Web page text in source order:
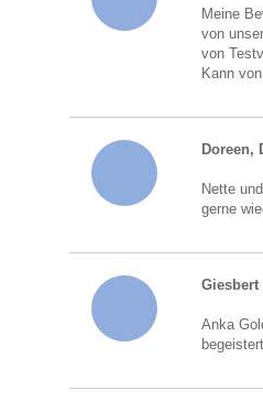
Meine
von
von
Kann
Doreen,
Nette
gerne
Giesbert
Anka